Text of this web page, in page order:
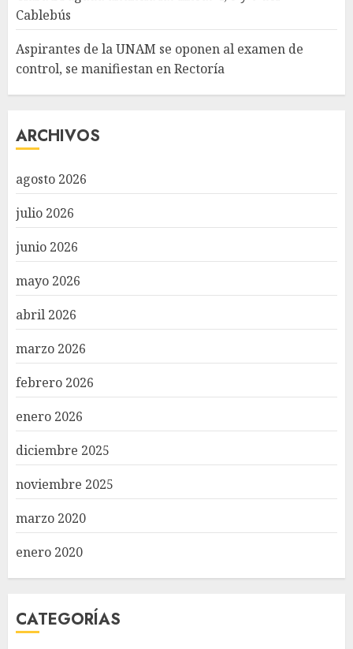
Cablebús
Aspirantes de la UNAM se oponen al examen de
control, se manifiestan en Rectoría
ARCHIVOS
agosto 2026
julio 2026
junio 2026
mayo 2026
abril 2026
marzo 2026
febrero 2026
enero 2026
diciembre 2025
noviembre 2025
marzo 2020
enero 2020
CATEGORÍAS